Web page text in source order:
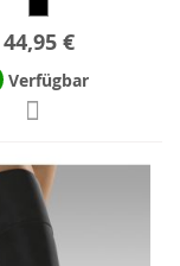
44,95 €
Verfügbar